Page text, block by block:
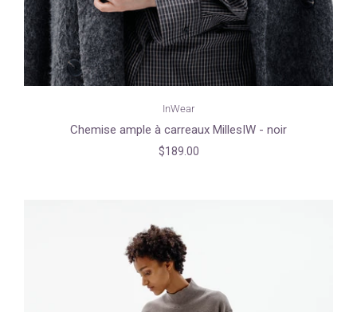
InWear
Chemise ample à carreaux MillesIW - noir
$189.00